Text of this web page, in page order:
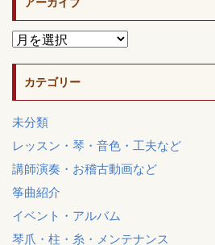
カテゴリー
未分類
レッスン・琴・音色・工夫など
講師演奏・お稽古動画など
筝曲紹介
イベント・アルバム
琴爪・柱・糸・メンテナンス